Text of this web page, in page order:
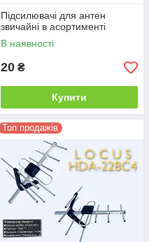
Підсилювачі для антен
звичайні в асортименті
В наявності
20 ₴
Купити
Топ продажів